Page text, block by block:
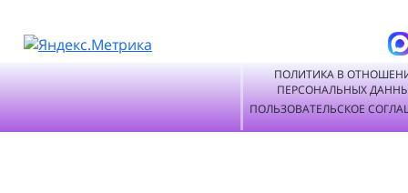
ПОЛИТИКА В
ПЕРСОНАЛЬНЫХ
ПОЛЬЗОВАТЕЛЬСКОЕ